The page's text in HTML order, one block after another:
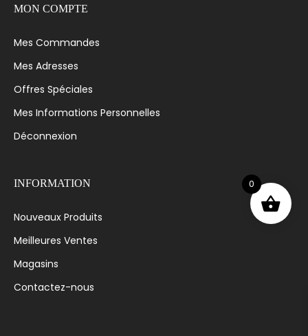
MON COMPTE
Mes Commandes
Mes Adresses
Offres Spéciales
Mes Informations Personnelles
Déconnexion
INFORMATION
Nouveaux Produits
Meilleures Ventes
Magasins
Contactez-nous
0